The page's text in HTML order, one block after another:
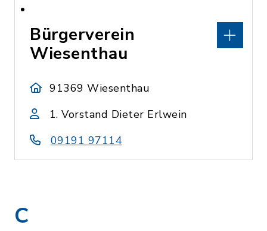
Bürgerverein
Wiesenthau
91369 Wiesenthau
1. Vorstand Dieter Erlwein
09191 97114
C